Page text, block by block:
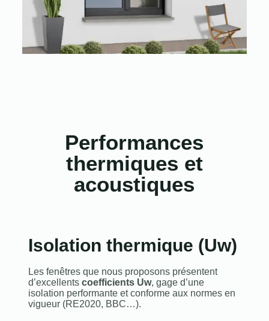
Performances
thermiques et
acoustiques
Isolation thermique (Uw)
Les fenêtres que nous proposons présentent
d’excellents coefficients Uw, gage d’une
isolation performante et conforme aux normes en
vigueur (RE2020, BBC…).